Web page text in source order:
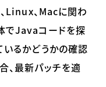
、 Linux、 Macに関わ
でJavaコードを探
いるかどうかの確認
、最新パッチを適